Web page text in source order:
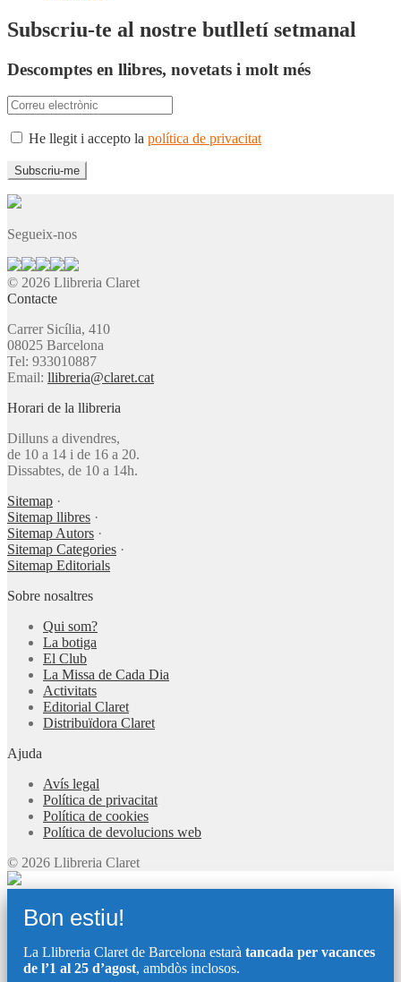
Subscriu-te al nostre butlletí setmanal
Descomptes en llibres, novetats i molt més
He llegit i accepto la política de privacitat
Segueix-nos
© 2026 Llibreria Claret
Contacte
Carrer Sicília, 410
08025 Barcelona
Tel: 933010887
Email: llibreria@claret.cat
Horari de la llibreria
Dilluns a divendres,
de 10 a 14 i de 16 a 20.
Dissabtes, de 10 a 14h.
Sitemap ·
Sitemap llibres ·
Sitemap Autors ·
Sitemap Categories ·
Sitemap Editorials
Sobre nosaltres
Qui som?
La botiga
El Club
La Missa de Cada Dia
Activitats
Editorial Claret
Distribuïdora Claret
Ajuda
Avís legal
Política de privacitat
Política de cookies
Política de devolucions web
© 2026 Llibreria Claret
Bon estiu!
La Llibreria Claret de Barcelona estarà tancada per vacances
de l’1 al 25 d’agost, ambdòs inclosos.